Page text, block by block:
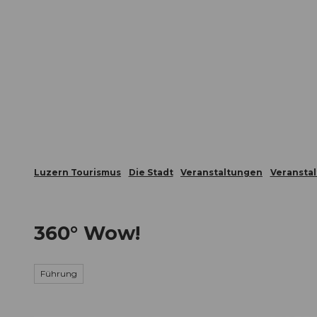
Luzern Tourismus Die Stadt Veranstaltungen
360° Wow!
Führung